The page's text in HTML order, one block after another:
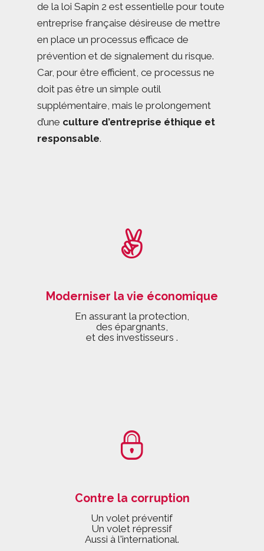
de la loi Sapin 2 est essentielle pour toute
entreprise française désireuse de mettre
en place un processus efficace de
prévention et de signalement du risque.
Car, pour être efficient, ce processus ne
doit pas être un simple outil
supplémentaire, mais le prolongement
d’une culture d’entreprise éthique et
responsable.
Moderniser la vie économique
En assurant la protection,
des épargnants,
et des investisseurs .
Contre la corruption
Un volet préventif
Un volet répressif
Aussi à l'international.